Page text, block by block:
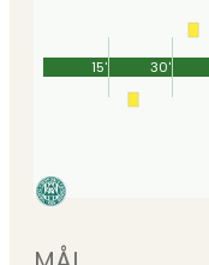
15' 30'